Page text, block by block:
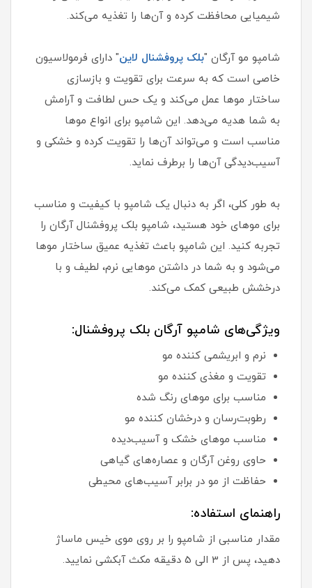
شیمیایی محافظت کرده و آن‌ها را تغذیه می‌کند.
شامپو مو آرگان "بلک پروفشنال لاین" دارای فرمولاسیون
خاصی است که به سرعت برای تقویت و بازسازی
ساختار موها عمل می‌کند و یک حس لطافت و آرامش
به شما هدیه می‌دهد. این شامپو برای انواع موها
مناسب است و می‌تواند آن‌ها را تقویت کرده و خشکی و
آسیب‌دیدگی آن‌ها را برطرف نماید.
به طور کلی، اگر به دنبال یک شامپو با کیفیت و مناسب
برای موهای خود هستید، شامپو بلک پروفشنال آرگان را
تجربه کنید. این شامپو باعث تغذیه عمیق ساختار موها
می‌شود و به شما در داشتن موهایی نرم، لطیف و با
درخشش طبیعی کمک می‌کند.
ویژگی‌های شامپو آرگان بلک پروفشنال:
نرم و ابریشمی کننده مو
تقویت و مغذی کننده مو
مناسب برای موهای رنگ شده
رطوبت‌رسان و درخشان کننده مو
مناسب موهای خشک و آسیب‌دیده
حاوی روغن آرگان و عصاره‌های گیاهی
حفاظت از مو در برابر آسیب‌های محیطی
راهنمای استفاده:
مقدار مناسبی از شامپو را بر روی موی خیس ماساژ
دهید، پس از 3 الی 5 دقیقه مکث آبکشی نمایید.